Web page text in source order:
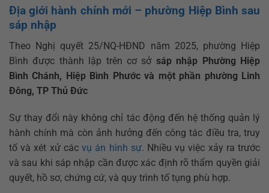
Địa giới hành chính mới – phường Hiệp Bình sau
sáp nhập
Theo Nghị quyết 25/NQ-HĐND năm 2025, phường Hiệp
Bình được thành lập trên cơ sở sáp nhập Phường Hiệp
Bình Chánh, Hiệp Bình Phước và một phần phường Linh
Đông, TP Thủ Đức
Sự thay đổi này không chỉ tác động đến hệ thống quản lý
hành chính mà còn ảnh hưởng đến công tác điều tra, truy
tố và xét xử cácvụ án hình sự. Nhiều vụ việc xảy ra trước
và sau khi sáp nhập cần được xác định rõ thẩm quyền giải
quyết, hồ sơ, chứng cứ, và quy trình tố tụng phù hợp.